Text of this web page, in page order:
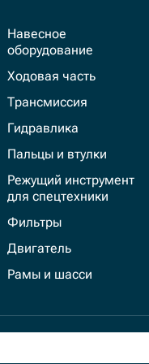
Навесное
оборудование
Ходовая часть
Трансмиссия
Гидравлика
Пальцы и втулки
Режущий инструмент
для спецтехники
Фильтры
Двигатель
Рамы и шасси